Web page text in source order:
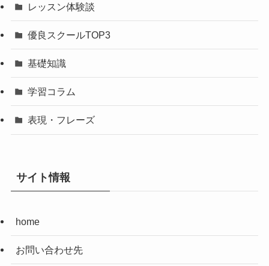
レッスン体験談
優良スクールTOP3
基礎知識
学習コラム
表現・フレーズ
サイト情報
home
お問い合わせ先